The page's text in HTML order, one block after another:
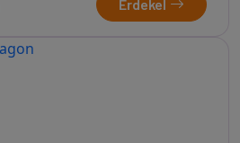
Érdekel